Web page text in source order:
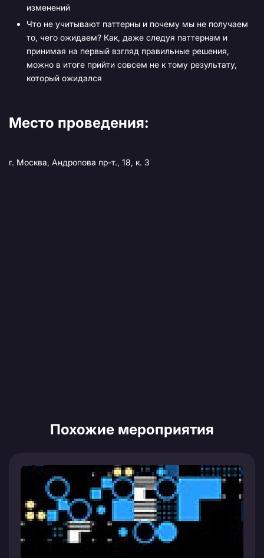
изменений
Что не учитывают паттерны и почему мы не получаем
то, чего ожидаем? Как, даже следуя паттернам и
принимая на первый взгляд правильные решения,
можно в итоге прийти совсем не к тому результату,
который ожидался
Место проведения:
г. Москва, Андропова пр-т., 18, к. 3
Похожие мероприятия